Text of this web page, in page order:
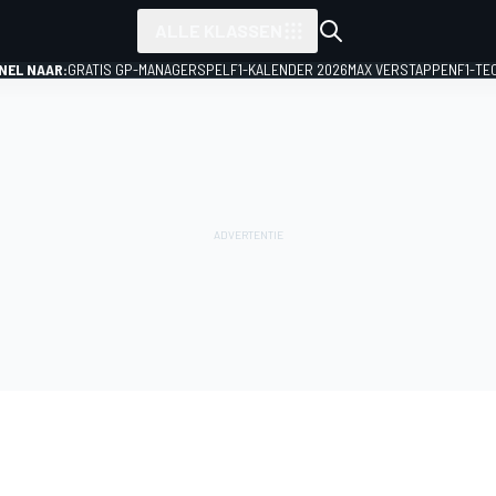
NAAR:GRATIS GP-MANAGERSPEL F1-KALENDER 2026MAX VERSTAPPENF1-